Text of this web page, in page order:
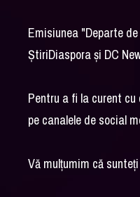
Emisiunea "Departe
ȘtiriDiaspora și DC
Pentru a fi la curent
pe canalele de social
Vă mulțumim că